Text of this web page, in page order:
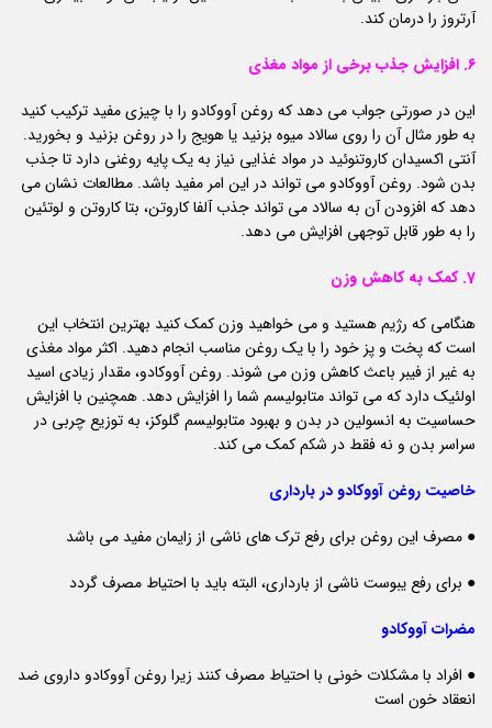
آرتروز را درمان کند.
6. افزایش جذب برخی از مواد مغذی
این در صورتی جواب می دهد که روغن آووکادو را با چیزی مفید ترکیب کنید
به طور مثال آن را روی سالاد میوه بزنید یا هویج را در روغن بزنید و بخورید.
آنتی اکسیدان کاروتنوئید در مواد غذایی نیاز به یک پایه روغنی دارد تا جذب
بدن شود. روغن آووکادو می تواند در این امر مفید باشد. مطالعات نشان می
دهد که افزودن آن به سالاد می تواند جذب آلفا کاروتن، بتا کاروتن و لوتئین
را به طور قابل توجهی افزایش می دهد.
7. کمک به کاهش وزن
هنگامی که رژیم هستید و می خواهید وزن کمک کنید بهترین انتخاب این
است که پخت و پز خود را با یک روغن مناسب انجام دهید. اکثر مواد مغذی
به غیر از فیبر باعث کاهش وزن می شوند. روغن آووکادو، مقدار زیادی اسید
اولئیک دارد که می تواند متابولیسم شما را افزایش دهد. همچنین با افزایش
حساسیت به انسولین در بدن و بهبود متابولیسم گلوکز، به توزیع چربی در
سراسر بدن و نه فقط در شکم کمک می کند.
خاصیت روغن آووکادو در بارداری
● مصرف این روغن برای رفع ترک های ناشی از زایمان مفید می باشد
● برای رفع یبوست ناشی از بارداری، البته باید با احتیاط مصرف گردد
مضرات آووکادو
● افراد با مشکلات خونی با احتیاط مصرف کنند زیرا روغن آووکادو داروی ضد
انعقاد خون است